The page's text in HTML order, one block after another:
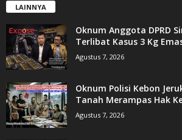
LAINNYA
Oknum Anggota DPRD
Terlibat Kasus 3 Kg
Agustus 7, 2026
Oknum Polisi Kebon
Tanah Merampas Hak
Agustus 7, 2026